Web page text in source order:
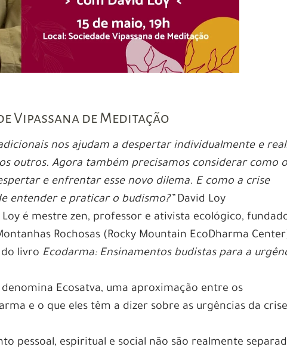
Vipassana de Meditação
nos ajudam a despertar individualmente e
outros. Agora também precisamos considerar como
e enfrentar esse novo dilema. E como a crise
entender e praticar o budismo?” David Loy
Loy é mestre zen, professor e ativista ecológico,
Rochosas (Rocky Mountain EcoDharma
do livro Ecodarma: Ensinamentos budistas para a
Ecosatva, uma aproximação entre os
e o que eles têm a dizer sobre as urgências da
pessoal, espiritual e social não são realmente